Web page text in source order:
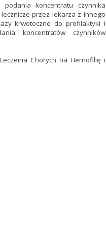
koncentratu czynnika
przez lekarza z innego
krwotoczne do profilaktyki i
koncentratów czynników
Chorych na Hemofilię i